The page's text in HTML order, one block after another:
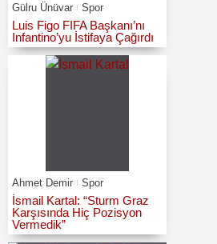
Gülru Ünüvar Spor
Luis Figo FIFA Başkanı’nı
Infantino’yu İstifaya Çağırdı
Ahmet Demir Spor
İsmail Kartal: “Sturm Graz
Karşısında Hiç Pozisyon
Vermedik”